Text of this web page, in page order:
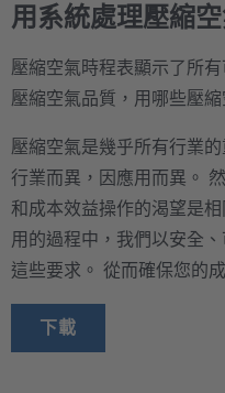
用系統處理壓縮
壓縮空氣時程表顯示了所
壓縮空氣品質，用哪些壓縮
壓縮空氣是幾乎所有行業
行業而異，因應用而異。
和成本效益操作的渴望是
用的過程中，我們以安全
這些要求。 從而確保您的
下載